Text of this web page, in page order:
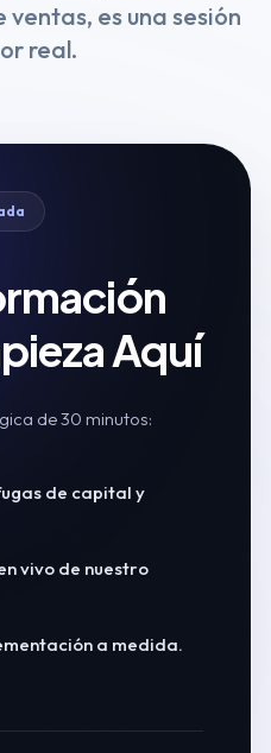
es una sesión
real.
Aquí
de 30 minutos:
de capital y
vivo de nuestro
a medida.